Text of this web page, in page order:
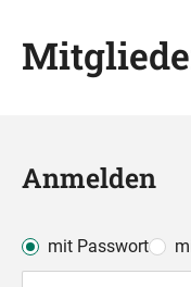
Anmelden
mit Passwort